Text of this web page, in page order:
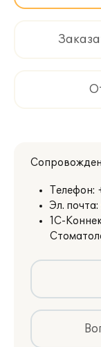
Телефон:
Эл. почта:
1С-